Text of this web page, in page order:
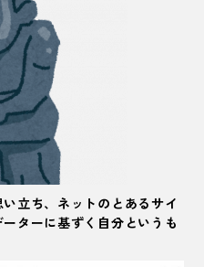
立ち、ネットのとあるサイ
ターに基ずく自分というも